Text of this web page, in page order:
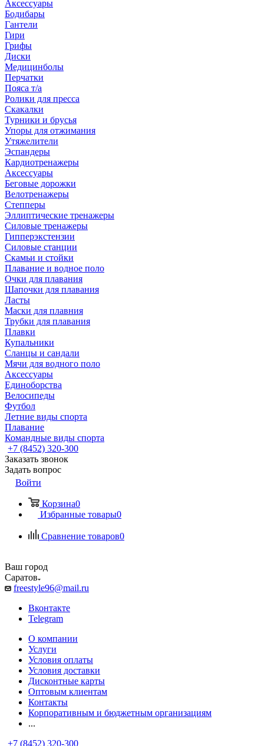
Аксессуары
Бодибары
Гантели
Гири
Грифы
Диски
Медицинболы
Перчатки
Пояса т/а
Ролики для пресса
Скакалки
Турники и брусья
Упоры для отжимания
Утяжелители
Эспандеры
Кардиотренажеры
Аксессуары
Беговые дорожки
Велотренажеры
Степперы
Эллиптические тренажеры
Силовые тренажеры
Гипперэкстензии
Силовые станции
Скамьи и стойки
Плавание и водное поло
Очки для плавания
Шапочки для плавания
Ласты
Маски для плавния
Трубки для плавания
Плавки
Купальники
Сланцы и сандали
Мячи для водного поло
Аксессуары
Единоборства
Велосипеды
Футбол
Летние виды спорта
Плавание
Командные виды спорта
+7 (8452) 320-300
Заказать звонок
Задать вопрос
Войти
Корзина0
Избранные товары0
Сравнение товаров0
Ваш город
Саратов
freestyle96@mail.ru
Вконтакте
Telegram
О компании
Услуги
Условия оплаты
Условия доставки
Дисконтные карты
Оптовым клиентам
Контакты
Корпоративным и бюджетным организациям
...
+7 (8452) 320-300